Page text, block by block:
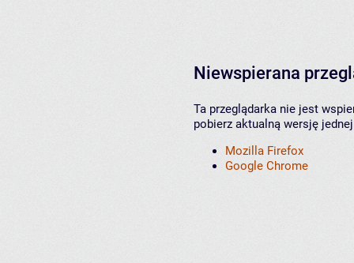
Niewspierana
Ta przeglądarka nie jest
pobierz aktualną wersję
Mozilla Firefox
Google Chrome